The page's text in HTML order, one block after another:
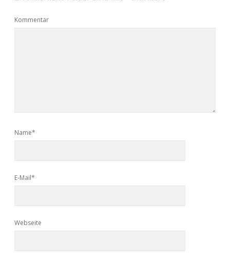
Kommentar
Name*
E-Mail*
Webseite